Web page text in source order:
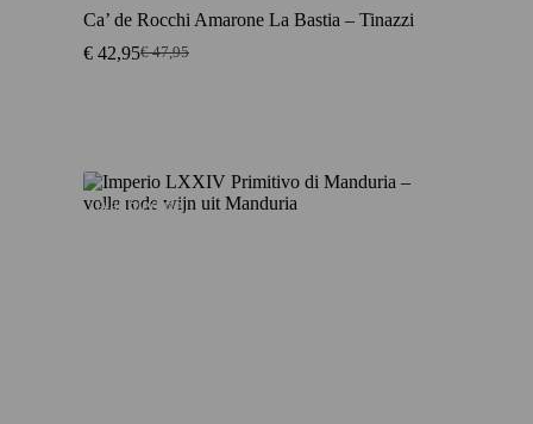
Ca’ de Rocchi Amarone La Bastia – Tinazzi
€47,95
Oorspronkelijke
€ 42,95Huidige
Aanbieding